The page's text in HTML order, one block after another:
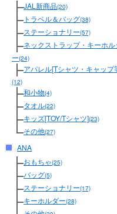
JAL新商品(20)
トラベル＆バッグ(38)
ステーショナリー(57)
ネックストラップ・キーホル
ー(24)
アパレル[Tシャツ・キャップ
(12)
和小物(4)
タオル(22)
キッズ[TOY/Tシャツ](23)
その他(27)
ANA
おもちゃ(25)
バッグ(5)
ステーショナリー(17)
キーホルダー(28)